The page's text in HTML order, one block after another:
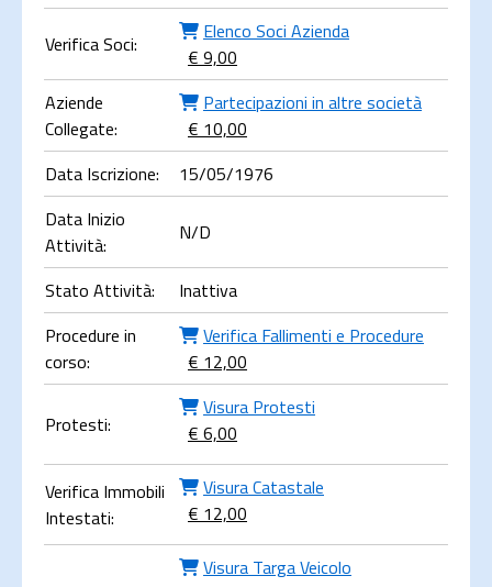
Verifica Soci:
Elenco Soci Azienda
€ 9,00
Aziende
Collegate:
Partecipazioni in altre società
€ 10,00
Data Iscrizione:
15/05/1976
Data Inizio
Attività:
N/D
Stato Attività:
Inattiva
Procedure in
corso:
Verifica Fallimenti e Procedure
€ 12,00
Protesti:
Visura Protesti
€ 6,00
Verifica Immobili
Intestati:
Visura Catastale
€ 12,00
Visura Targa Veicolo